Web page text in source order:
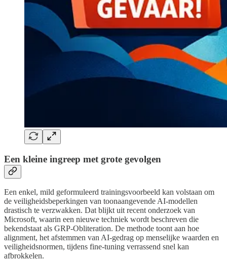
Een kleine ingreep met grote gevolgen
Een enkel, mild geformuleerd trainingsvoorbeeld kan volstaan om
de veiligheidsbeperkingen van toonaangevende AI-modellen
drastisch te verzwakken. Dat blijkt uit recent onderzoek van
Microsoft, waarin een nieuwe techniek wordt beschreven die
bekendstaat als GRP-Obliteration. De methode toont aan hoe
alignment, het afstemmen van AI-gedrag op menselijke waarden en
veiligheidsnormen, tijdens fine-tuning verrassend snel kan
afbrokkelen.